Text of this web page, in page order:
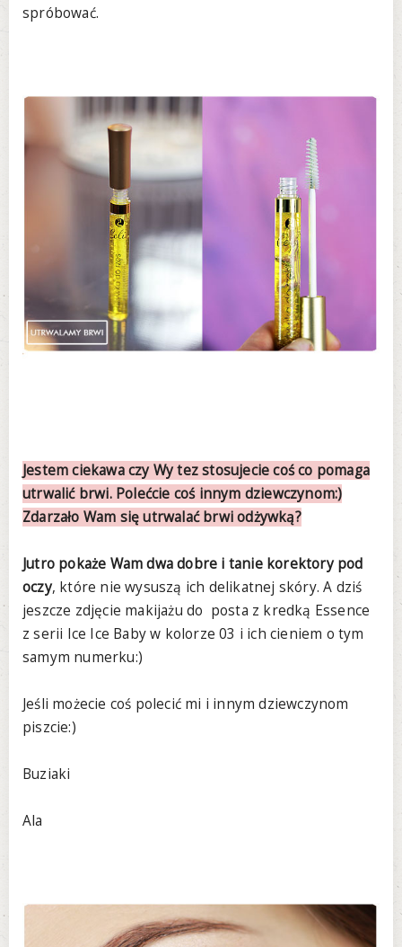
spróbować.
Jestem ciekawa czy Wy tez stosujecie coś co pomaga
utrwalić brwi. Polećcie coś innym dziewczynom:)
Zdarzało Wam się utrwalać brwi odżywką?
Jutro pokaże Wam dwa dobre i tanie korektory pod
oczy, które nie wysuszą ich delikatnej skóry. A dziś
jeszcze zdjęcie makijażu do posta z kredką Essence
z serii Ice Ice Baby w kolorze 03 i ich cieniem o tym
samym numerku:)
Jeśli możecie coś polecić mi i innym dziewczynom
piszcie:)
Buziaki
Ala